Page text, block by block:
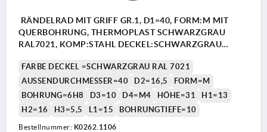
RÄNDELRAD MIT GRIFF GR.1, D1=40, FORM:M MIT
QUERBOHRUNG, THERMOPLAST SCHWARZGRAU
RAL7021, KOMP:STAHL DECKEL:SCHWARZGRAU
FARBE DECKEL =SCHWARZGRAU RAL 7021
AUSSENDURCHMESSER=40
D2=16,5
FORM=M
BOHRUNG=6H8
D3=10 D4=M4 HÖHE=31
H1=13
H2=16
H3=5,5 L1=15 BOHRUNGTIEFE=10
Bestellnummer: K0262.1106